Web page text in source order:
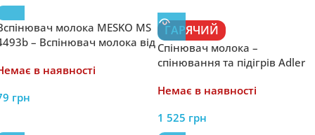
молока MESKO MS
– Вспінювач молока від
в наявності
грн
ГАРЯЧИЙ
Спінювач молока –
спінювання та підігрів Adler
від Adler з можливістю
Немає в наявності
1 525 грн